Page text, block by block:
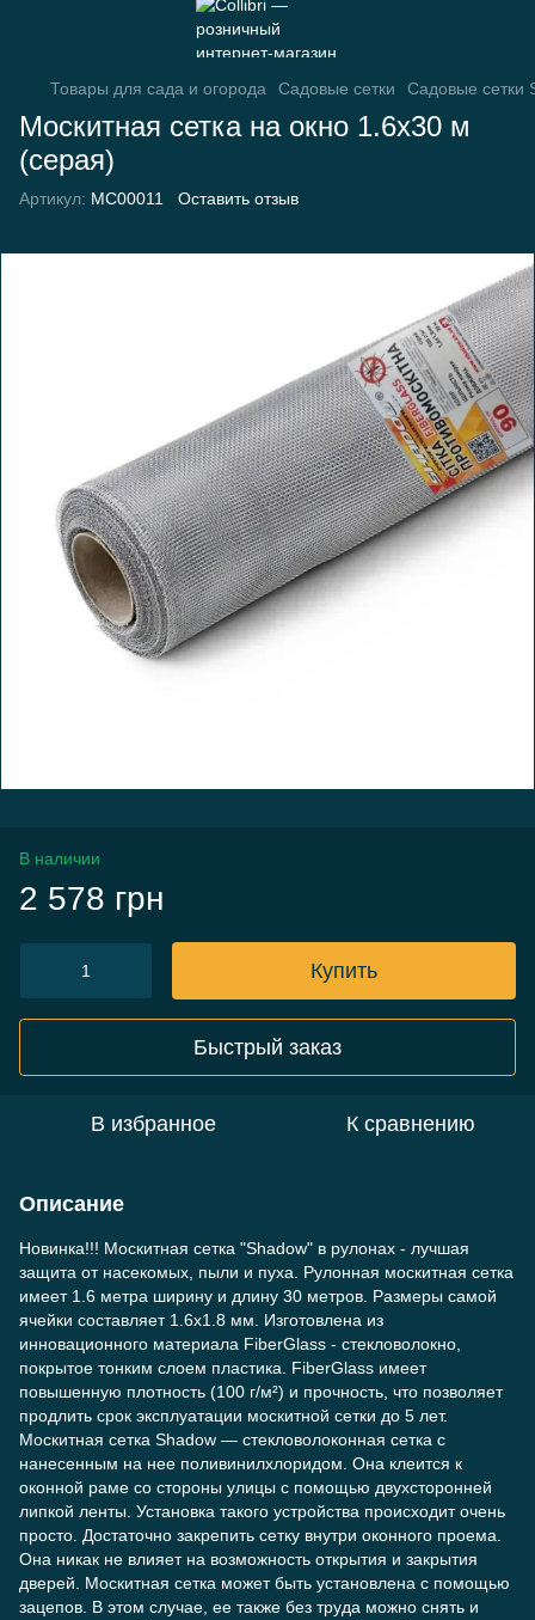
Товары для сада и огорода Садовые сетки Садовые сетки
Москитная сетка на окно 1.6х30 м
(серая)
Артикул: МС00011 Оставить отзыв
В наличии
2 578 грн
Купить
Быстрый заказ
В избранное К сравнению
Описание
Новинка!!! Москитная сетка "Shadow" в рулонах - лучшая
защита от насекомых, пыли и пуха. Рулонная москитная сетка
имеет 1.6 метра ширину и длину 30 метров. Размеры самой
ячейки составляет 1.6х1.8 мм. Изготовлена из
инновационного материала FiberGlass - стекловолокно,
покрытое тонким слоем пластика. FiberGlass имеет
повышенную плотность (100 г/м²) и прочность, что позволяет
продлить срок эксплуатации москитной сетки до 5 лет.
Москитная сетка Shadow — стекловолоконная сетка с
нанесенным на нее поливинилхлоридом. Она клеится к
оконной раме со стороны улицы с помощью двухсторонней
липкой ленты. Установка такого устройства происходит очень
просто. Достаточно закрепить сетку внутри оконного проема.
Она никак не влияет на возможность открытия и закрытия
дверей. Москитная сетка может быть установлена с помощью
зацепов. В этом случае, ее также без труда можно снять и